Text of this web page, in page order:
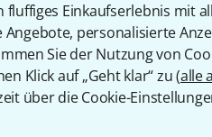
Einkaufserlebnis mit
personalisierte
Sie der Nutzung von
Klick auf „Geht klar“ zu (alle
über die Cookie-